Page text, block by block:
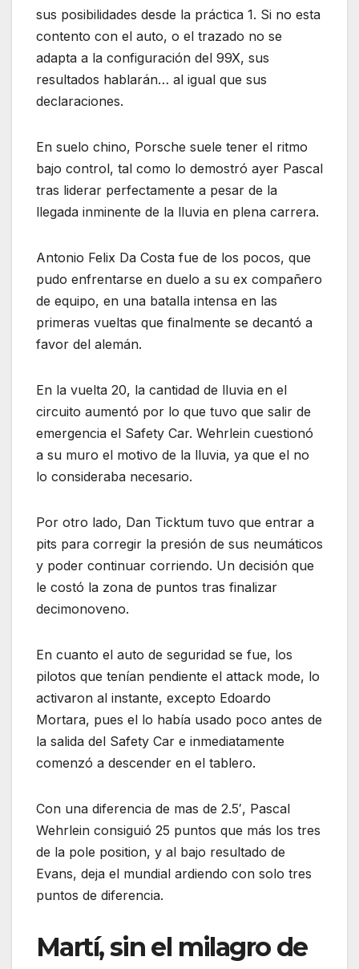
sus posibilidades desde la práctica 1. Si no esta
contento con el auto, o el trazado no se
adapta a la configuración del 99X, sus
resultados hablarán… al igual que sus
declaraciones.
En suelo chino, Porsche suele tener el ritmo
bajo control, tal como lo demostró ayer Pascal
tras liderar perfectamente a pesar de la
llegada inminente de la lluvia en plena carrera.
Antonio Felix Da Costa fue de los pocos, que
pudo enfrentarse en duelo a su ex compañero
de equipo, en una batalla intensa en las
primeras vueltas que finalmente se decantó a
favor del alemán.
En la vuelta 20, la cantidad de lluvia en el
circuito aumentó por lo que tuvo que salir de
emergencia el Safety Car. Wehrlein cuestionó
a su muro el motivo de la lluvia, ya que el no
lo consideraba necesario.
Por otro lado, Dan Ticktum tuvo que entrar a
pits para corregir la presión de sus neumáticos
y poder continuar corriendo. Un decisión que
le costó la zona de puntos tras finalizar
decimonoveno.
En cuanto el auto de seguridad se fue, los
pilotos que tenían pendiente el attack mode, lo
activaron al instante, excepto Edoardo
Mortara, pues el lo había usado poco antes de
la salida del Safety Car e inmediatamente
comenzó a descender en el tablero.
Con una diferencia de mas de 2.5′, Pascal
Wehrlein consiguió 25 puntos que más los tres
de la pole position, y al bajo resultado de
Evans, deja el mundial ardiendo con solo tres
puntos de diferencia.
Martí, sin el milagro de